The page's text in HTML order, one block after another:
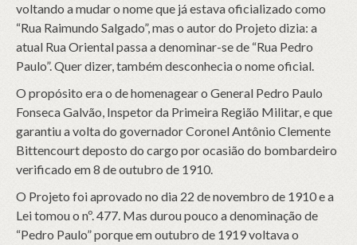
voltando a mudar o nome que já estava oficializado como
“Rua Raimundo Salgado”, mas o autor do Projeto dizia: a
atual Rua Oriental passa a denominar-se de “Rua Pedro
Paulo”. Quer dizer, também desconhecia o nome oficial.
O propósito era o de homenagear o General Pedro Paulo
Fonseca Galvão, Inspetor da Primeira Região Militar, e que
garantiu a volta do governador Coronel Antônio Clemente
Bittencourt deposto do cargo por ocasião do bombardeiro
verificado em 8 de outubro de 1910.
O Projeto foi aprovado no dia 22 de novembro de 1910 e a
Lei tomou o nº. 477. Mas durou pouco a denominação de
“Pedro Paulo” porque em outubro de 1919 voltava o